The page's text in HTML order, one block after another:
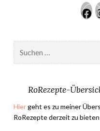
nach:
RoRezepte-
Hiergeht es zu meiner
RoRezepte derzeit zu